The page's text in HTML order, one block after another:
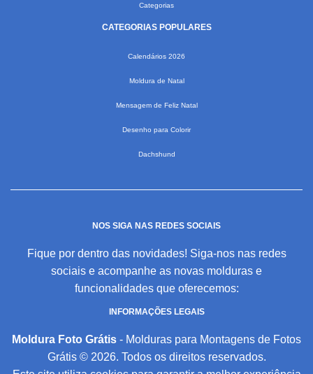
Categorias
CATEGORIAS POPULARES
Calendários 2026
Moldura de Natal
Mensagem de Feliz Natal
Desenho para Colorir
Dachshund
NOS SIGA NAS REDES SOCIAIS
Fique por dentro das novidades! Siga-nos nas redes
sociais e acompanhe as novas molduras e
funcionalidades que oferecemos:
INFORMAÇÕES LEGAIS
Moldura Foto Grátis - Molduras para Montagens de Fotos
Grátis © 2026. Todos os direitos reservados.